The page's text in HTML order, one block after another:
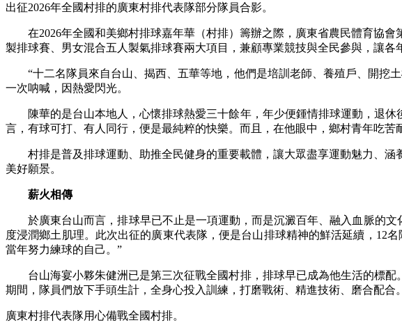
出征2026年全國村排的廣東村排代表隊部分隊員合影。
在2026年全國和美鄉村排球嘉年華（村排）籌辦之際，廣東省農民體育協會
製排球賽、男女混合五人製氣排球賽兩大項目，兼顧專業競技與全民參與，讓各
“十二名隊員來自台山、揭西、五華等地，他們是培訓老師、養殖戶、開挖
一次呐喊，因熱愛閃光。
陳華的是台山本地人，心懷排球熱愛三十餘年，年少便鍾情排球運動，退休
言，有球可打、有人同行，便是最純粹的快樂。而且，在他眼中，鄉村青年吃苦
村排是普及排球運動、助推全民健身的重要載體，讓大眾盡享運動魅力、涵
美好願景。
薪火相傳
於廣東台山而言，排球早已不止是一項運動，而是沉澱百年、融入血脈的文
度浸潤鄉土肌理。此次出征的廣東代表隊，便是台山排球精神的鮮活延續，12
當年努力練球的自己。”
台山海宴小夥朱健洲已是第三次征戰全國村排，排球早已成為他生活的標配
期間，隊員們放下手頭生計，全身心投入訓練，打磨戰術、精進技術、磨合配合
廣東村排代表隊用心備戰全國村排。